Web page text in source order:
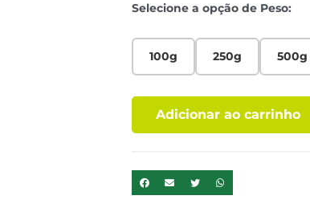
Selecione a opção de Peso:
100g 250g 500g
Adicionar ao carrinho